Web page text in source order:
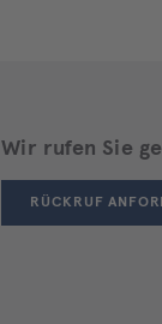
Wir rufen Sie
RÜCKRUF